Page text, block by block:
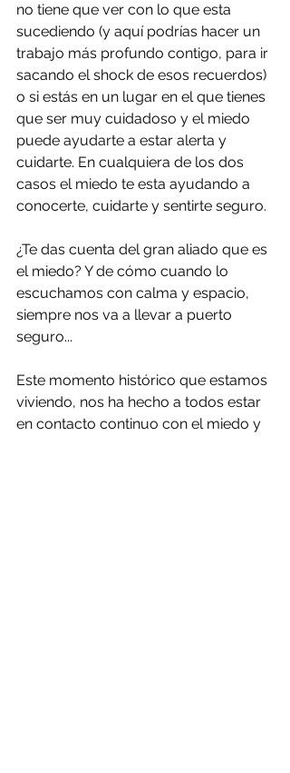
no tiene que ver con lo que esta
sucediendo (y aquí podrías hacer un
trabajo más profundo contigo, para ir
sacando el shock de esos recuerdos)
o si estás en un lugar en el que tienes
que ser muy cuidadoso y el miedo
puede ayudarte a estar alerta y
cuidarte. En cualquiera de los dos
casos el miedo te esta ayudando a
conocerte, cuidarte y sentirte seguro.
¿Te das cuenta del gran aliado que es
el miedo? Y de cómo cuando lo
escuchamos con calma y espacio,
siempre nos va a llevar a puerto
seguro...
Este momento histórico que estamos
viviendo, nos ha hecho a todos estar
en contacto continuo con el miedo y